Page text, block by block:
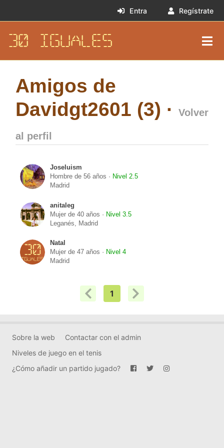
Entra Regístrate
30 IGUALES
Amigos de
Davidgt2601 (3) ·
Volver
al perfil
Joseluism
Hombre de 56 años · Nivel 2.5
Madrid
anitaleg
Mujer de 40 años · Nivel 3.5
Leganés, Madrid
Natal
Mujer de 47 años · Nivel 4
Madrid
1
Sobre la web
Contactar con el admin
Niveles de juego en el tenis
¿Cómo añadir un partido jugado?